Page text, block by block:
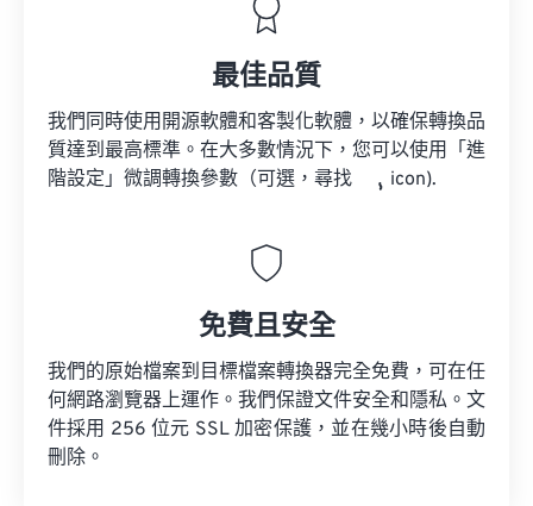
最佳品質
我們同時使用開源軟體和客製化軟體，以確保轉換品
質達到最高標準。在大多數情況下，您可以使用「進
階設定」微調轉換參數（可選，尋找
icon).
免費且安全
我們的原始檔案到目標檔案轉換器完全免費，可在任
何網路瀏覽器上運作。我們保證文件安全和隱私。文
件採用 256 位元 SSL 加密保護，並在幾小時後自動
刪除。